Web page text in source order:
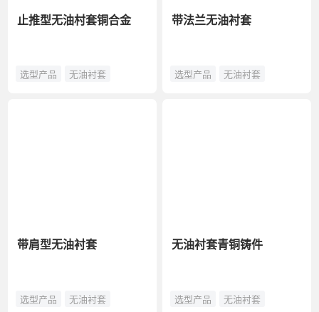
止推型无油村套铜合金
选型产品 无油衬套
带肩型无油衬套
选型产品 无油衬套
带法兰无油衬套
选型产品 无油衬套
无油衬套青铜铸件
选型产品 无油衬套